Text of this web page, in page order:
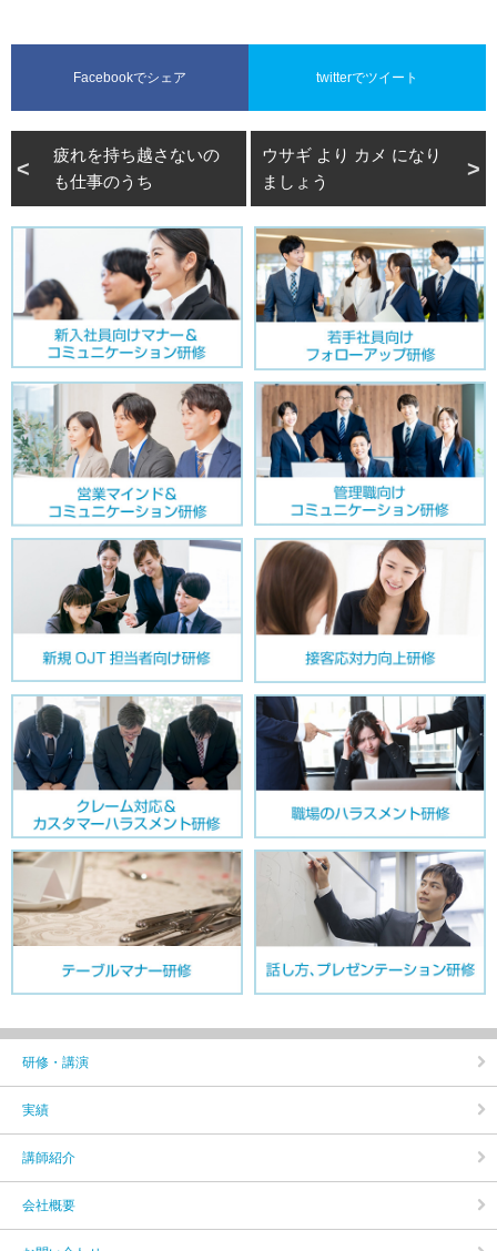
Facebookでシェア twitterでツイート
疲れを持ち越さないの
も仕事のうち
ウサギ より カメ になり
ましょう
研修・講演
実績
講師紹介
会社概要